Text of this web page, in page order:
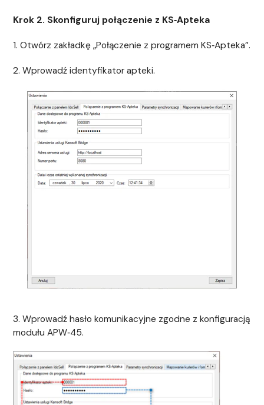
Krok 2. Skonfiguruj połączenie z KS‑Apteka
1. Otwórz zakładkę „Połączenie z programem KS‑Apteka”.
2. Wprowadź identyfikator apteki.
3. Wprowadź hasło komunikacyjne zgodne z konfiguracją
modułu APW‑45.